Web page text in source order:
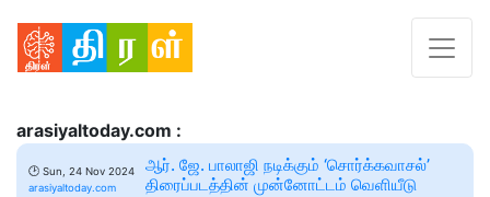
arasiyaltoday.com :
🕑 Sun, 24 Nov 2024
arasiyaltoday.com
ஆர். ஜே. பாலாஜி நடிக்கும் ‘சொர்க்கவாசல்’
திரைப்படத்தின் முன்னோட்டம் வெளியீடு